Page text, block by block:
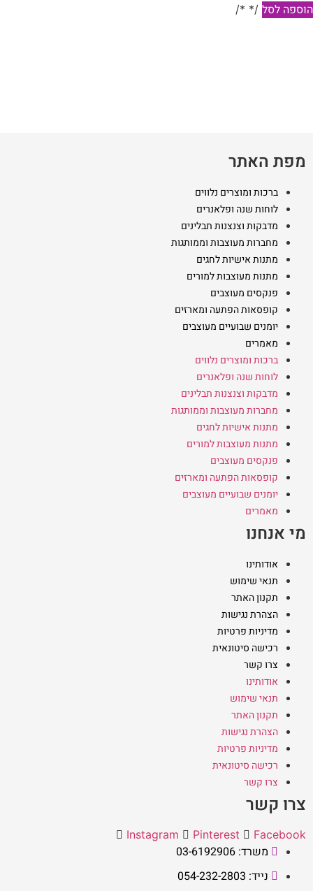
הוספה לסל /* */
מפת האתר
ברכות ומוצרים נלווים
לוחות שנה ופלאנרים
מדבקות וצנצנות תבלינים
מחברות מעוצבות וממותגות
מתנות אישיות לחגים
מתנות מעוצבות למורים
פנקסים מעוצבים
קופסאות הפתעה ומארזים
יומנים שבועיים מעוצבים
מאמרים
ברכות ומוצרים נלווים
לוחות שנה ופלאנרים
מדבקות וצנצנות תבלינים
מחברות מעוצבות וממותגות
מתנות אישיות לחגים
מתנות מעוצבות למורים
פנקסים מעוצבים
קופסאות הפתעה ומארזים
יומנים שבועיים מעוצבים
מאמרים
מי אנחנו
אודותינו
תנאי שימוש
תקנון האתר
הצהרת נגישות
מדיניות פרטיות
רכישה סיטונאית
צרו קשר
אודותינו
תנאי שימוש
תקנון האתר
הצהרת נגישות
מדיניות פרטיות
רכישה סיטונאית
צרו קשר
צרו קשר
Instagram Pinterest Facebook
משרד: 03-6192906
נייד: 054-232-2803